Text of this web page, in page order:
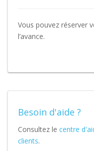
Vous pouvez réserver
l’avance.
Besoin d'aide ?
Consultez le centre
clients.